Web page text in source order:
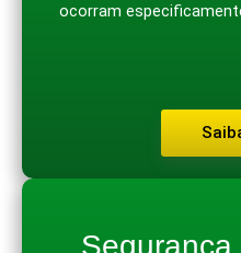
ocorram
Segurança